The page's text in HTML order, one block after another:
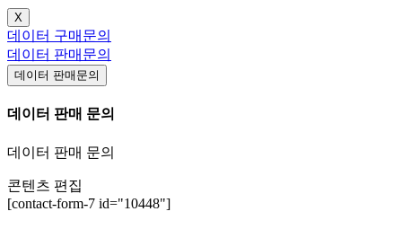
X
데이터 구매문의
데이터 판매문의
데이터 판매문의
데이터 판매 문의
데이터 판매 문의
콘텐츠 편집
[contact-form-7 id="10448"]